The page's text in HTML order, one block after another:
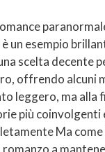
un esempio
scelta decente
offrendo alcuni
leggero, ma alla
più coinvolgenti
Ma
a